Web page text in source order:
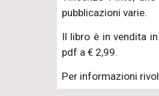
pubblicazioni varie.
Il libro è in vendita
pdf a € 2,99.
Per informazioni